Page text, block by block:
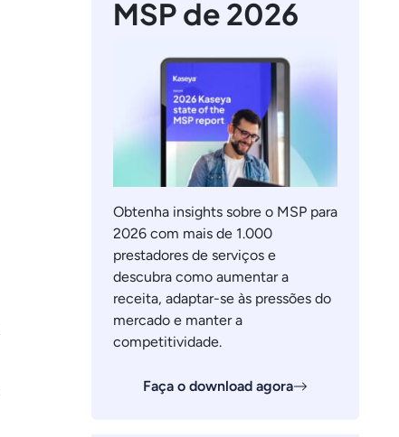
MSP de 2026
Obtenha insights sobre o MSP para
2026 com mais de 1.000
prestadores de serviços e
descubra como aumentar a
receita, adaptar-se às pressões do
mercado e manter a
competitividade.
Faça o download agora